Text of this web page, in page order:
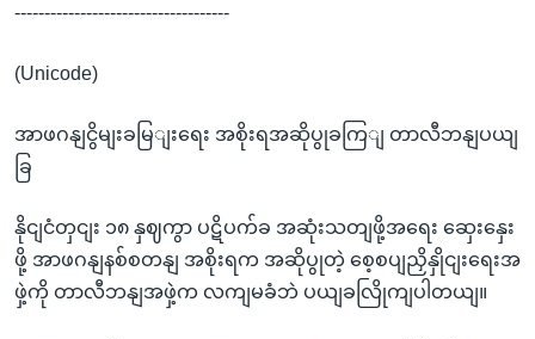
------------------------------------
(Unicode)
အာဖဂနျငွိမျးခမြျးရေး အစိုးရအဆိုပွုခကြျ တာလီဘနျပယျ
ခြ
နိုငျငံတှငျး ၁၈ နှဈကွာ ပဋိပက်ခ အဆုံးသတျဖို့အရေး ဆှေးနှေး
ဖို့ အာဖဂနျနစ်စတနျ အစိုးရက အဆိုပွုတဲ့ စေ့စပျညှိနှိုငျးရေးအ
ဖှဲ့ကို တာလီဘနျအဖှဲ့က လကျမခံဘဲ ပယျခလြိုကျပါတယျ။